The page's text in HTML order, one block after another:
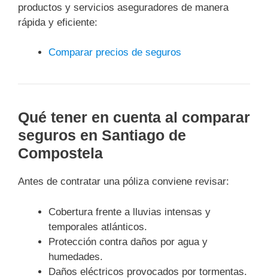
productos y servicios aseguradores de manera
rápida y eficiente:
Comparar precios de seguros
Qué tener en cuenta al comparar
seguros en Santiago de
Compostela
Antes de contratar una póliza conviene revisar:
Cobertura frente a lluvias intensas y
temporales atlánticos.
Protección contra daños por agua y
humedades.
Daños eléctricos provocados por tormentas.